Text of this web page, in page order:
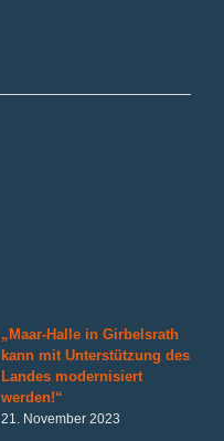
„Maar-Halle in Girbelsrath
kann mit Unterstützung des
Landes modernisiert
werden!“
21. November 2023